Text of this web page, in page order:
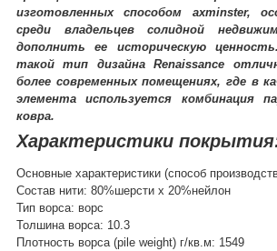
изготовленных способом axminster,
среди владельцев солидной
дополнить ее историческую
такой тип дизайна Renaissance
более современных помещениях, где в
элемента используется комбинация
ковра.
Характеристики
Основные характеристики (способ
Состав нити: 80%шерсти х 20%нейлон
Тип ворса: ворс
Толшина ворса: 10.3
Плотность ворса (pile weight) г/кв.м: 1549